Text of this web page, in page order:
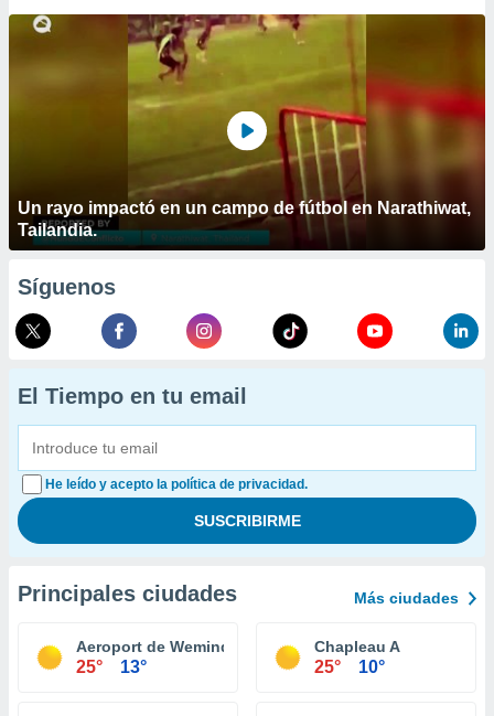
Un rayo impactó en un campo de fútbol en Narathiwat,
Tailandia.
Síguenos
El Tiempo en tu email
He leído y acepto la política de privacidad.
Principales ciudades Más ciudades
Aeroport de Wemindji
25° 13°
Chapleau A
25° 10°